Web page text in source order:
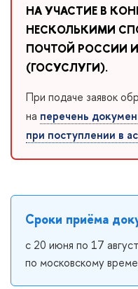
НА УЧАСТИЕ В
НЕСКОЛЬКИМИ
ПОЧТОЙ РОССИИ И
(ГОСУСЛУГИ).
При подаче заявок
на перечень
при поступлении в
Сроки приёма
с 20 июня по 17
по московскому